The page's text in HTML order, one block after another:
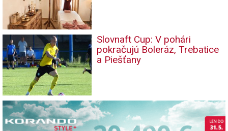
Slovnaft Cup: V pohári
pokračujú Boleráz, Trebatice
a Piešťany